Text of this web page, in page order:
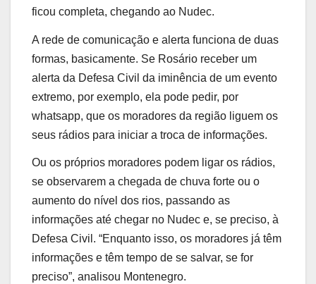
ficou completa, chegando ao Nudec.
A rede de comunicação e alerta funciona de duas
formas, basicamente. Se Rosário receber um
alerta da Defesa Civil da iminência de um evento
extremo, por exemplo, ela pode pedir, por
whatsapp, que os moradores da região liguem os
seus rádios para iniciar a troca de informações.
Ou os próprios moradores podem ligar os rádios,
se observarem a chegada de chuva forte ou o
aumento do nível dos rios, passando as
informações até chegar no Nudec e, se preciso, à
Defesa Civil. “Enquanto isso, os moradores já têm
informações e têm tempo de se salvar, se for
preciso”, analisou Montenegro.